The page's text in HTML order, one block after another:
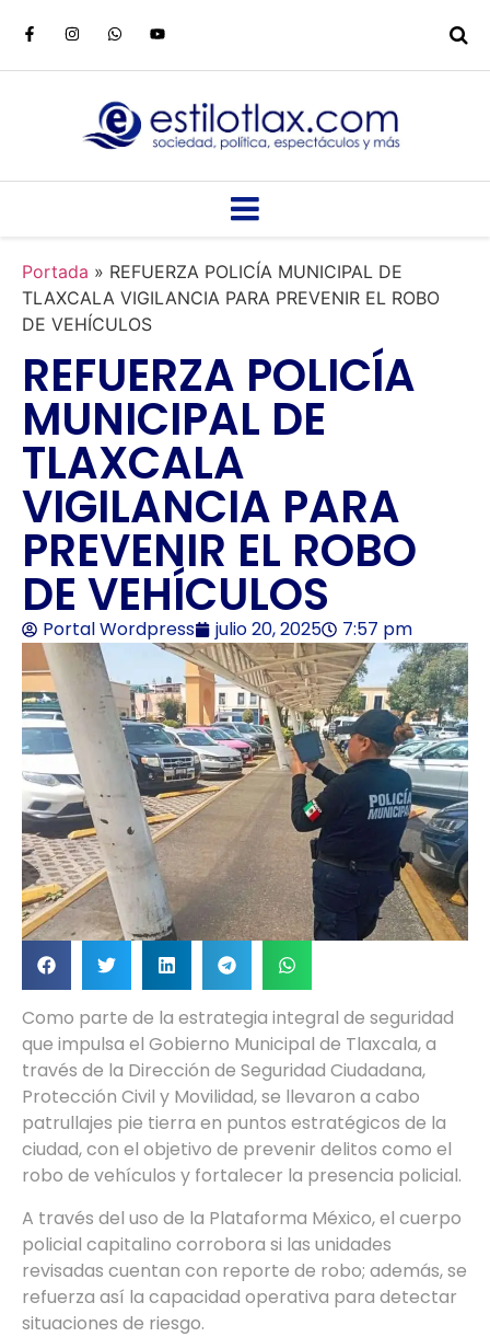
Portada » REFUERZA POLICÍA MUNICIPAL DE
TLAXCALA VIGILANCIA PARA PREVENIR EL ROBO
DE VEHÍCULOS
REFUERZA POLICÍA
MUNICIPAL DE
TLAXCALA
VIGILANCIA PARA
PREVENIR EL ROBO
DE VEHÍCULOS
Portal Wordpress julio 20, 2025 7:57 pm
Como parte de la estrategia integral de seguridad
que impulsa el Gobierno Municipal de Tlaxcala, a
través de la Dirección de Seguridad Ciudadana,
Protección Civil y Movilidad, se llevaron a cabo
patrullajes pie tierra en puntos estratégicos de la
ciudad, con el objetivo de prevenir delitos como el
robo de vehículos y fortalecer la presencia policial.
A través del uso de la Plataforma México, el cuerpo
policial capitalino corrobora si las unidades
revisadas cuentan con reporte de robo; además, se
refuerza así la capacidad operativa para detectar
situaciones de riesgo.